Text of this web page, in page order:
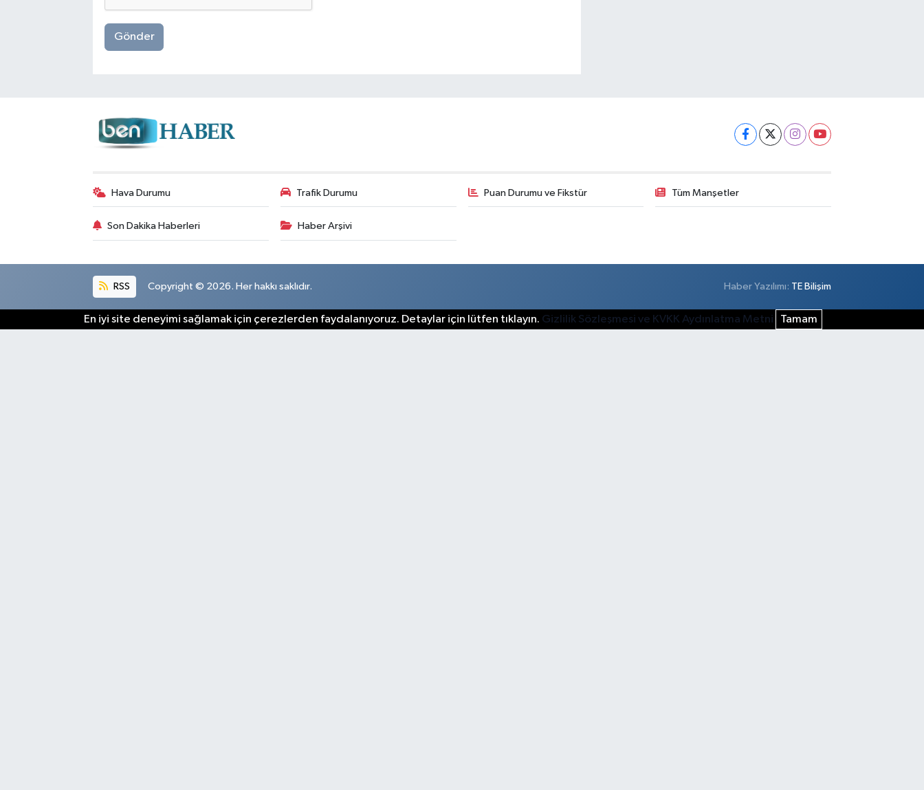
Gönder
Hava Durumu Trafik Durumu Puan Durumu ve Fikstür Tüm Manşetler
Son Dakika Haberleri Haber Arşivi
RSS Copyright © 2026. Her hakkı saklıdır. Haber Yazılımı: TE Bilişim
En iyi site deneyimi sağlamak için çerezlerden faydalanıyoruz. Detaylar için lütfen tıklayın. Gizlilik Sözleşmesi ve KVKK Aydınlatma Metni Tamam